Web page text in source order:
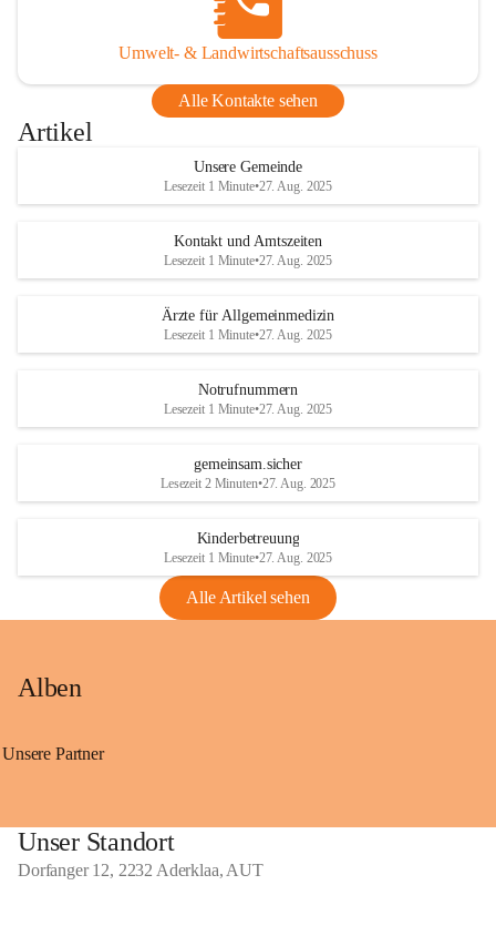
Umwelt- & Landwirtschaftsausschuss
Alle Kontakte sehen
Artikel
Unsere Gemeinde
Lesezeit 1 Minute•27. Aug. 2025
Kontakt und Amtszeiten
Lesezeit 1 Minute•27. Aug. 2025
Ärzte für Allgemeinmedizin
Lesezeit 1 Minute•27. Aug. 2025
Notrufnummern
Lesezeit 1 Minute•27. Aug. 2025
gemeinsam.sicher
Lesezeit 2 Minuten•27. Aug. 2025
Kinderbetreuung
Lesezeit 1 Minute•27. Aug. 2025
Alle Artikel sehen
Alben
Unsere Partner
Unser Standort
Dorfanger 12, 2232 Aderklaa, AUT